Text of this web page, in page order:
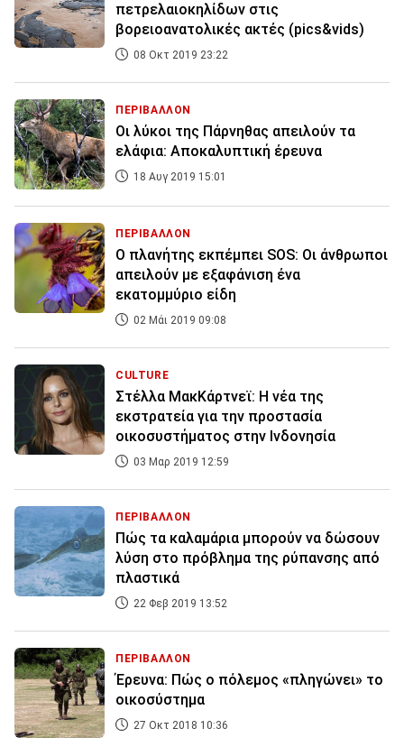
πετρελαιοκηλίδων στις
βορειοανατολικές ακτές (pics&vids)
08 Οκτ 2019 23:22
ΠΕΡΙΒΑΛΛΟΝ
Οι λύκοι της Πάρνηθας απειλούν τα
ελάφια: Αποκαλυπτική έρευνα
18 Αυγ 2019 15:01
ΠΕΡΙΒΑΛΛΟΝ
Ο πλανήτης εκπέμπει SOS: Οι άνθρωποι
απειλούν με εξαφάνιση ένα
εκατομμύριο είδη
02 Μάι 2019 09:08
CULTURE
Στέλλα ΜακΚάρτνεϊ: Η νέα της
εκστρατεία για την προστασία
οικοσυστήματος στην Ινδονησία
03 Μαρ 2019 12:59
ΠΕΡΙΒΑΛΛΟΝ
Πώς τα καλαμάρια μπορούν να δώσουν
λύση στο πρόβλημα της ρύπανσης από
πλαστικά
22 Φεβ 2019 13:52
ΠΕΡΙΒΑΛΛΟΝ
Έρευνα: Πώς ο πόλεμος «πληγώνει» το
οικοσύστημα
27 Οκτ 2018 10:36